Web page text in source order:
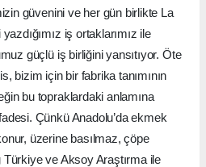
güvenini ve her gün birlikte La
iş ortaklarımız ile
güçlü iş birliğini yansıtıyor. Öte
bizim için bir fabrika tanımının
bu topraklardaki anlamına
Çünkü Anadolu’da ekmek
üzerine basılmaz, çöpe
ve Aksoy Araştırma ile